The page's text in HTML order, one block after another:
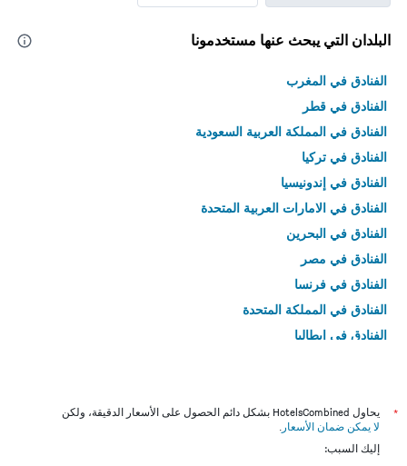
البلدان التي يبحث عنها مستخدمونا
الفنادق في المغرب
الفنادق في قطر
الفنادق في المملكة العربية السعودية
الفنادق في تركيا
الفنادق في إندونيسيا
الفنادق في الامارات العربية المتحدة
الفنادق في البحرين
الفنادق في مصر
الفنادق في فرنسا
الفنادق في المملكة المتحدة
الفنادق في إيطاليا
*
يحاول HotelsCombined بشكل دائم الحصول على الأسعار الدقيقة، ولكن
لا يمكن ضمان الأسعار .
إليك السبب: